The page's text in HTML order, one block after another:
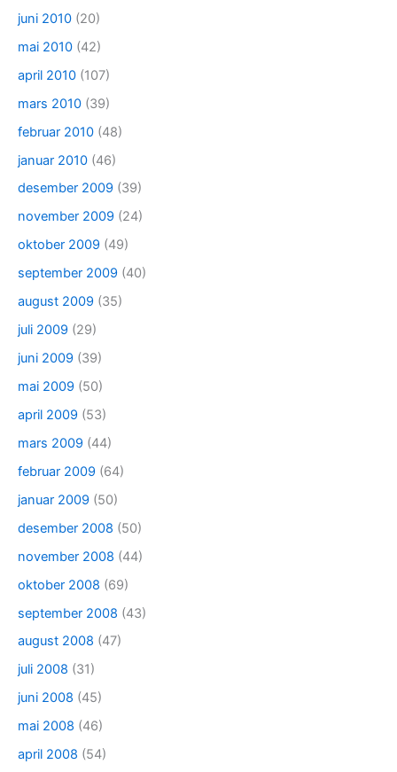
juni 2010 (20)
mai 2010 (42)
april 2010 (107)
mars 2010 (39)
februar 2010 (48)
januar 2010 (46)
desember 2009 (39)
november 2009 (24)
oktober 2009 (49)
september 2009 (40)
august 2009 (35)
juli 2009 (29)
juni 2009 (39)
mai 2009 (50)
april 2009 (53)
mars 2009 (44)
februar 2009 (64)
januar 2009 (50)
desember 2008 (50)
november 2008 (44)
oktober 2008 (69)
september 2008 (43)
august 2008 (47)
juli 2008 (31)
juni 2008 (45)
mai 2008 (46)
april 2008 (54)